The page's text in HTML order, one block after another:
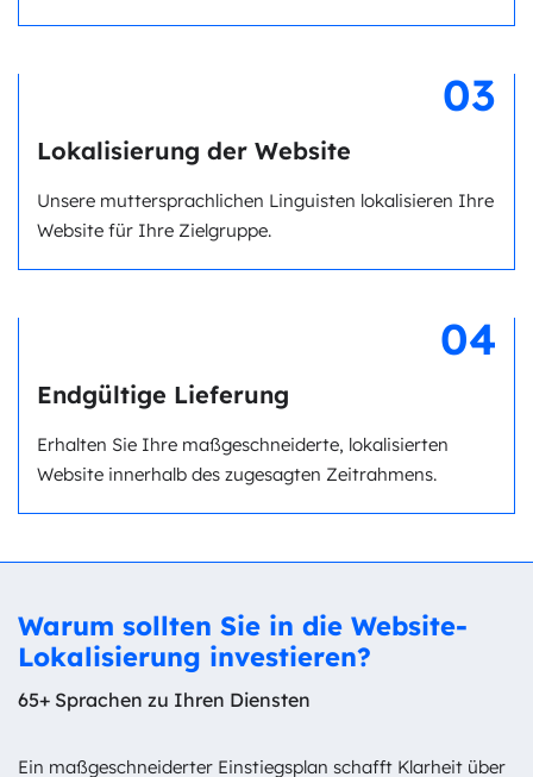
03
Lokalisierung der Website
Unsere muttersprachlichen Linguisten lokalisieren Ihre
Website für Ihre Zielgruppe.
04
Endgültige Lieferung
Erhalten Sie Ihre maßgeschneiderte, lokalisierten
Website innerhalb des zugesagten Zeitrahmens.
Warum sollten Sie in die Website-
Lokalisierung investieren?
65+ Sprachen zu Ihren Diensten
Ein maßgeschneiderter Einstiegsplan schafft Klarheit über